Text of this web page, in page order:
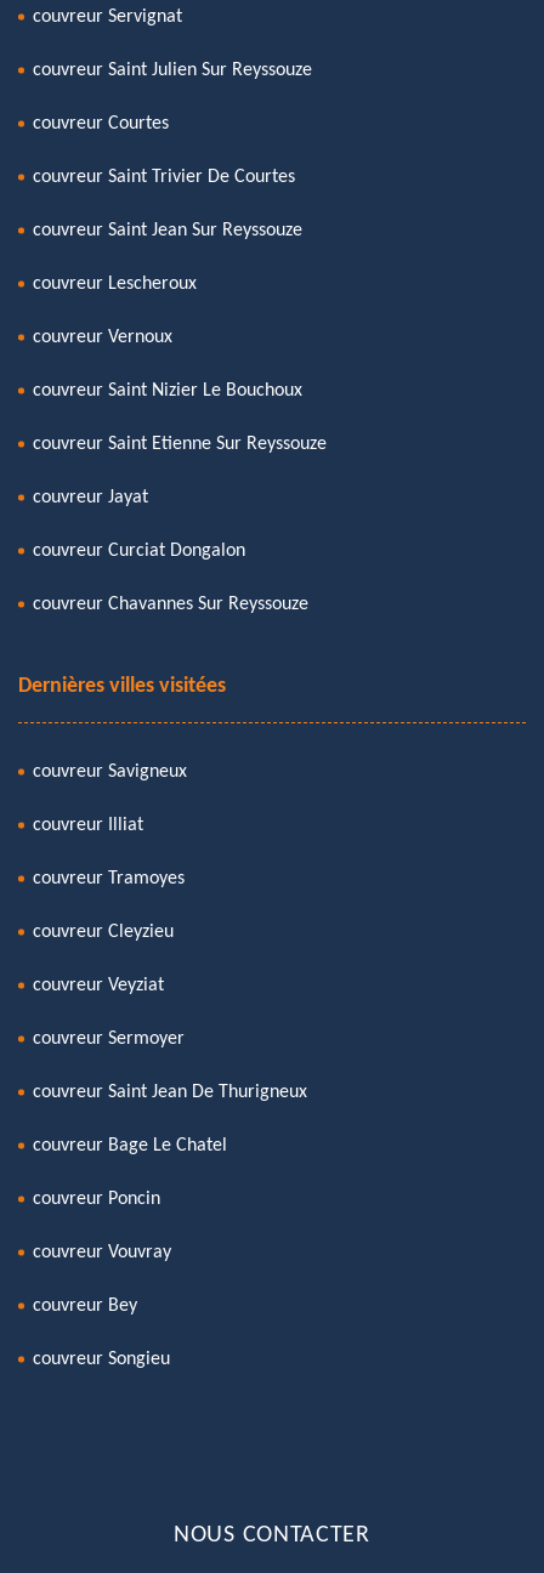
couvreur Servignat
couvreur Saint Julien Sur Reyssouze
couvreur Courtes
couvreur Saint Trivier De Courtes
couvreur Saint Jean Sur Reyssouze
couvreur Lescheroux
couvreur Vernoux
couvreur Saint Nizier Le Bouchoux
couvreur Saint Etienne Sur Reyssouze
couvreur Jayat
couvreur Curciat Dongalon
couvreur Chavannes Sur Reyssouze
Dernières villes visitées
couvreur Savigneux
couvreur Illiat
couvreur Tramoyes
couvreur Cleyzieu
couvreur Veyziat
couvreur Sermoyer
couvreur Saint Jean De Thurigneux
couvreur Bage Le Chatel
couvreur Poncin
couvreur Vouvray
couvreur Bey
couvreur Songieu
NOUS CONTACTER